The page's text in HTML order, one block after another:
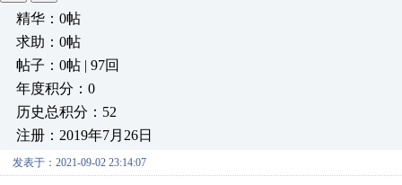
精华：0帖
求助：0帖
帖子：0帖 | 97回
年度积分：0
历史总积分：52
注册：2019年7月26日
发表于：2021-09-02 23:14:07